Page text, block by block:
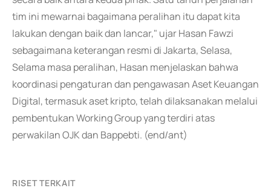
tim ini mewarnai bagaimana peralihan itu dapat kita
lakukan dengan baik dan lancar," ujar Hasan Fawzi
sebagaimana keterangan resmi di Jakarta, Selasa,
Selama masa peralihan, Hasan menjelaskan bahwa
koordinasi pengaturan dan pengawasan Aset Keuangan
Digital, termasuk aset kripto, telah dilaksanakan melalui
pembentukan Working Group yang terdiri atas
perwakilan OJK dan Bappebti. (end/ant)
RISET TERKAIT